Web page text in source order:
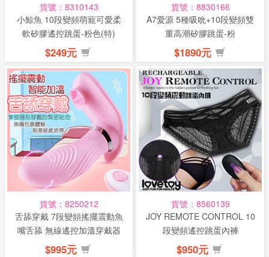
貨號：8310143
小鯨魚 10段變頻萌寵可愛柔
軟矽膠遙控跳蛋-粉色(特)
$249元
貨號：8830166
A7愛源 5種吸吮+10段變頻雙
重高潮矽膠跳蛋-粉
$1890元
貨號：8250212
舌舔穿戴 7段變頻搖擺震動魚
嘴舌舔 無線遙控加溫穿戴器
(特)
$995元
貨號：8560139
JOY REMOTE CONTROL 10
段變頻遙控跳蛋內褲
$950元